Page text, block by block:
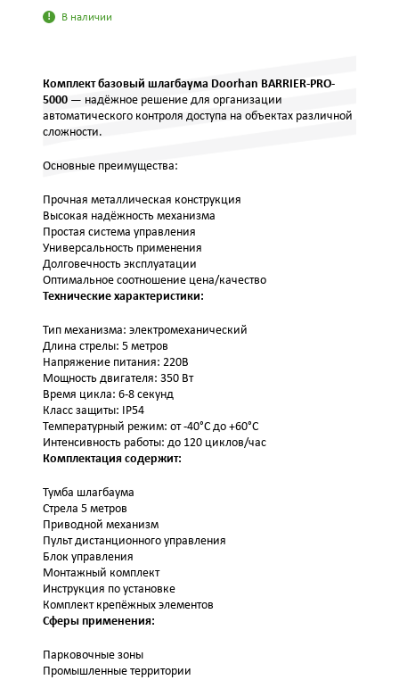
В наличии
Комплект базовый шлагбаума Doorhan BARRIER-PRO-
5000 — надёжное решение для организации
автоматического контроля доступа на объектах различной
сложности.
Основные преимущества:
Прочная металлическая конструкция
Высокая надёжность механизма
Простая система управления
Универсальность применения
Долговечность эксплуатации
Оптимальное соотношение цена/качество
Технические характеристики:
Тип механизма: электромеханический
Длина стрелы: 5 метров
Напряжение питания: 220В
Мощность двигателя: 350 Вт
Время цикла: 6-8 секунд
Класс защиты: IP54
Температурный режим: от -40°C до +60°C
Интенсивность работы: до 120 циклов/час
Комплектация содержит:
Тумба шлагбаума
Стрела 5 метров
Приводной механизм
Пульт дистанционного управления
Блок управления
Монтажный комплект
Инструкция по установке
Комплект крепёжных элементов
Сферы применения:
Парковочные зоны
Промышленные территории